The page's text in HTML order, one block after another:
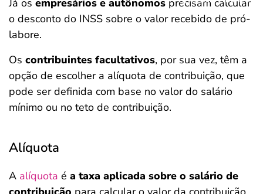
Já os empresários e autônomos precisam calcular
o desconto do INSS sobre o valor recebido de pró-
labore.
Os contribuintes facultativos, por sua vez, têm a
opção de escolher a alíquota de contribuição, que
pode ser definida com base no valor do salário
mínimo ou no teto de contribuição.
Alíquota
A alíquota é a taxa aplicada sobre o salário de